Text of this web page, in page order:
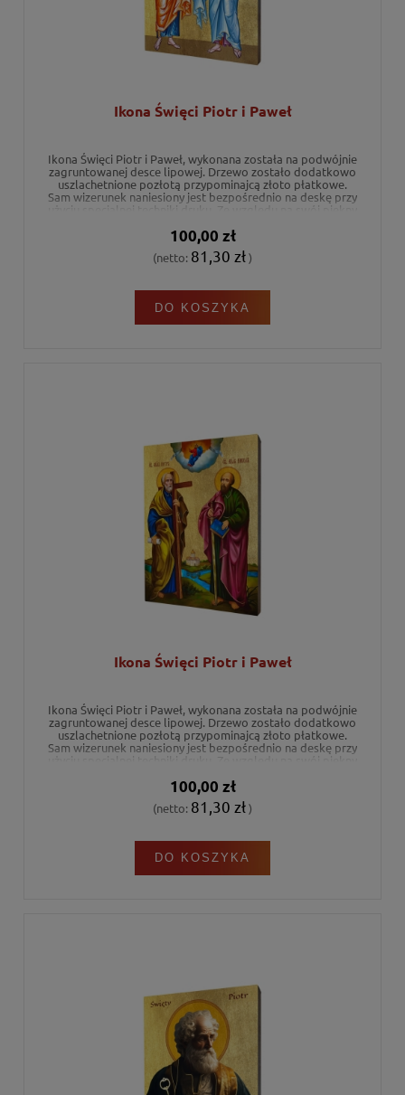
Ikona Święci Piotr i Paweł
Ikona Święci Piotr i Paweł, wykonana została na podwójnie
zagruntowanej desce lipowej. Drzewo zostało dodatkowo
uszlachetnione pozłotą przypominajcą złoto płatkowe.
Sam wizerunek naniesiony jest bezpośrednio na deskę przy
użyciu specjalnej techniki druku. Ze względu na swój piękny
prezent religijny na każdą okazję.
100,00 zł
(netto: 81,30 zł)
DO KOSZYKA
Ikona Święci Piotr i Paweł
Ikona Święci Piotr i Paweł, wykonana została na podwójnie
zagruntowanej desce lipowej. Drzewo zostało dodatkowo
uszlachetnione pozłotą przypominajcą złoto płatkowe.
Sam wizerunek naniesiony jest bezpośrednio na deskę przy
użyciu specjalnej techniki druku. Ze względu na swój piękny
prezent religijny na każdą okazję.
100,00 zł
(netto: 81,30 zł)
DO KOSZYKA